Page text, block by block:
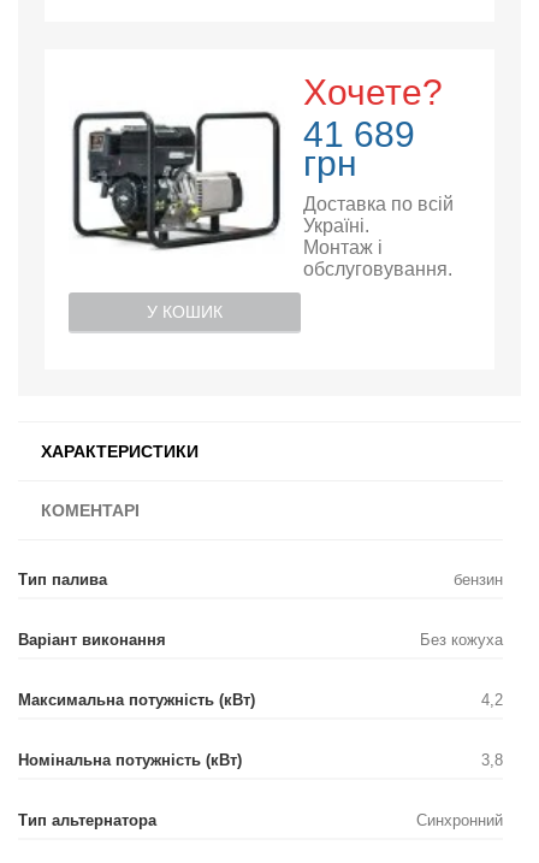
Хочете?
41 689
грн
Доставка по всій
Україні.
Монтаж і
обслуговування.
У КОШИК
ХАРАКТЕРИСТИКИ
КОМЕНТАРІ
Тип палива бензин
Варіант виконання Без кожуха
Максимальна потужність (кВт) 4,2
Номінальна потужність (кВт) 3,8
Тип альтернатора Синхронний